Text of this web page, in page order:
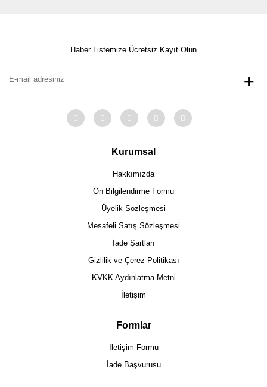
Haber Listemize Ücretsiz Kayıt Olun
+
Kurumsal
Hakkımızda
Ön Bilgilendirme Formu
Üyelik Sözleşmesi
Mesafeli Satış Sözleşmesi
İade Şartları
Gizlilik ve Çerez Politikası
KVKK Aydınlatma Metni
İletişim
Formlar
İletişim Formu
İade Başvurusu